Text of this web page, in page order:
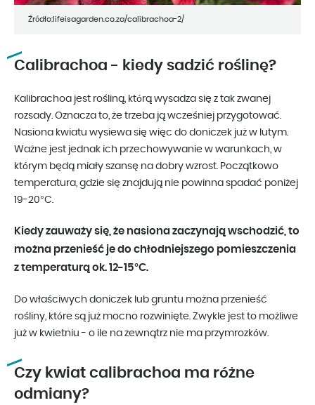
Źródło:lifeisagarden.co.za/calibrachoa-2/
Calibrachoa - kiedy sadzić roślinę?
Kalibrachoa jest rośliną, którą wysadza się z tak zwanej
rozsady. Oznacza to, że trzeba ją wcześniej przygotować.
Nasiona kwiatu wysiewa się więc do doniczek już w lutym.
Ważne jest jednak ich przechowywanie w warunkach, w
którym będą miały szansę na dobry wzrost. Początkowo
temperatura, gdzie się znajdują nie powinna spadać poniżej
19-20°C.
Kiedy zauważy się, że nasiona zaczynają wschodzić, to
można przenieść je do chłodniejszego pomieszczenia
z temperaturą ok. 12-15°C.
Do właściwych doniczek lub gruntu można przenieść
rośliny, które są już mocno rozwinięte. Zwykle jest to możliwe
już w kwietniu - o ile na zewnątrz nie ma przymrozków.
Czy kwiat calibrachoa ma różne
odmiany?